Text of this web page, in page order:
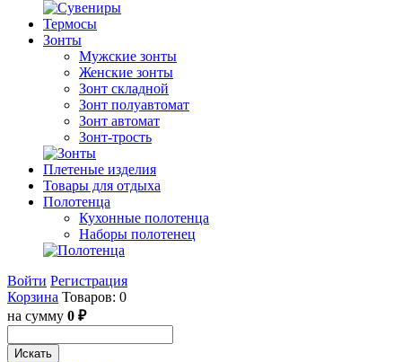
Термосы
Зонты
Мужские зонты
Женские зонты
Зонт складной
Зонт полуавтомат
Зонт автомат
Зонт-трость
Плетеные изделия
Товары для отдыха
Полотенца
Кухонные полотенца
Наборы полотенец
Войти Регистрация
Корзина Товаров: 0
на сумму 0 ₽
Искать